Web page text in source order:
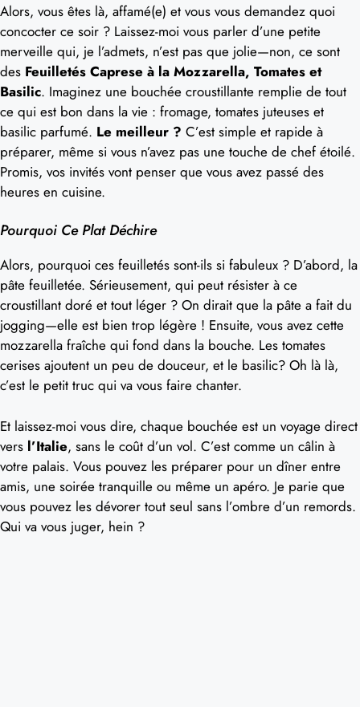
Alors, vous êtes là, affamé(e) et vous vous demandez quoi
concocter ce soir ? Laissez-moi vous parler d’une petite
merveille qui, je l’admets, n’est pas que jolie—non, ce sont
des Feuilletés Caprese à la Mozzarella, Tomates et
Basilic. Imaginez une bouchée croustillante remplie de tout
ce qui est bon dans la vie : fromage, tomates juteuses et
basilic parfumé. Le meilleur ? C’est simple et rapide à
préparer, même si vous n’avez pas une touche de chef étoilé.
Promis, vos invités vont penser que vous avez passé des
heures en cuisine.
Pourquoi Ce Plat Déchire
Alors, pourquoi ces feuilletés sont-ils si fabuleux ? D’abord, la
pâte feuilletée. Sérieusement, qui peut résister à ce
croustillant doré et tout léger ? On dirait que la pâte a fait du
jogging—elle est bien trop légère ! Ensuite, vous avez cette
mozzarella fraîche qui fond dans la bouche. Les tomates
cerises ajoutent un peu de douceur, et le basilic? Oh là là,
c’est le petit truc qui va vous faire chanter.
Et laissez-moi vous dire, chaque bouchée est un voyage direct
vers l’Italie, sans le coût d’un vol. C’est comme un câlin à
votre palais. Vous pouvez les préparer pour un dîner entre
amis, une soirée tranquille ou même un apéro. Je parie que
vous pouvez les dévorer tout seul sans l’ombre d’un remords.
Qui va vous juger, hein ?